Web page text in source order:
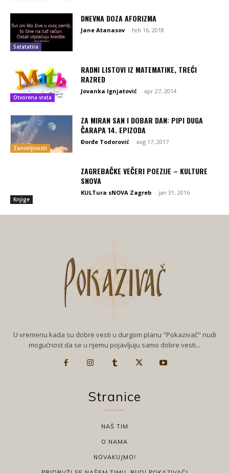
Satatatira
DNEVNA DOZA AFORIZMA
Jane Atanasov - feb 16, 2018
Otvorena vrata
RADNI LISTOVI IZ MATEMATIKE, TREĆI
RAZRED
Jovanka Ignjatović - apr 27, 2014
Zanimljivosti
ZA MIRAN SAN I DOBAR DAN: PIPI DUGA
ČARAPA 14. EPIZODA
Đorđe Todorović - avg 17, 2017
Knjige
ZAGREBAČKE VEČERI POEZIJE – KULTURE
SNOVA
KULTura sNOVA Zagreb - jan 31, 2016
U vremenu kada su dobre vesti u durgom planu "Pokazivač" nudi
mogućnost da se u njemu pojavljuju samo dobre vesti...
Stranice
NAŠ TIM
O NAMA
NOVAKUJMO!